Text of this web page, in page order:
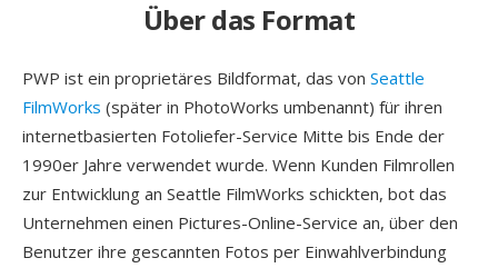
Über das Format
PWP ist ein proprietäres Bildformat, das von Seattle
FilmWorks (später in PhotoWorks umbenannt) für ihren
internetbasierten Fotoliefer-Service Mitte bis Ende der
1990er Jahre verwendet wurde. Wenn Kunden Filmrollen
zur Entwicklung an Seattle FilmWorks schickten, bot das
Unternehmen einen Pictures-Online-Service an, über den
Benutzer ihre gescannten Fotos per Einwahlverbindung